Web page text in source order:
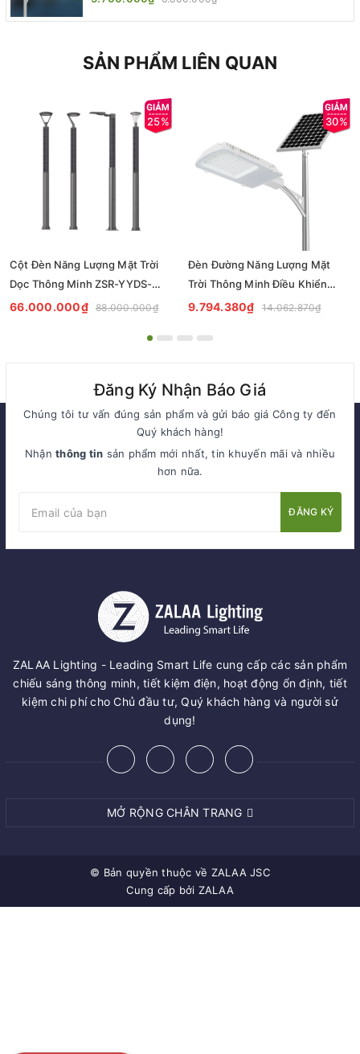
SẢN PHẨM LIÊN QUAN
25%
Cột Đèn Năng Lượng Mặt Trời
Dọc Thông Minh ZSR-YYDS-
360 | ZALAA Jsc
66.000.000₫ 88.000.000₫
30%
Đèn Đường Năng Lượng Mặt
Trời Thông Minh Điều Khiển
MPPT ZL-GMX01 ZALAA
9.794.380₫ 14.062.870₫
Đăng Ký Nhận Báo Giá
Chúng tôi tư vấn đúng sản phẩm và gửi báo giá Công ty đến
Quý khách hàng!
Nhậnthông tin sản phẩm mới nhất, tin khuyến mãi và nhiều
hơn nữa.
ĐĂNG KÝ
ZALAA Lighting - Leading Smart Life cung cấp các sản phẩm
chiếu sáng thông minh, tiết kiệm điện, hoạt động ổn định, tiết
kiệm chi phí cho Chủ đầu tư, Quý khách hàng và người sử
dụng!
MỞ RỘNG CHÂN TRANG
© Bản quyền thuộc về ZALAA JSC
Cung cấp bởi ZALAA